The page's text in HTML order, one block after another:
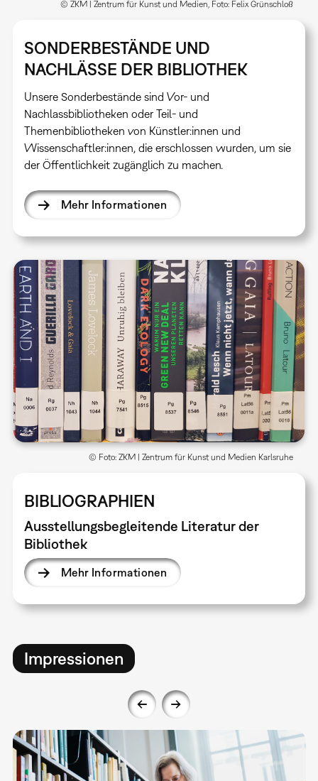
SONDERBESTÄNDE UND
NACHLÄSSE DER BIBLIOTHEK
Unsere Sonderbestände sind Vor- und
Nachlassbibliotheken oder Teil- und
Themenbibliotheken von Künstler:innen und
Wissenschaftler:innen, die erschlossen wurden, um sie
der Öffentlichkeit zugänglich zu machen.
Mehr Informationen
© ZKM | Zentrum für Kunst und Medien, Foto: Felix Grünschloß
BIBLIOGRAPHIEN
Ausstellungsbegleitende Literatur der
Bibliothek
Mehr Informationen
© Foto: ZKM | Zentrum für Kunst und Medien Karlsruhe
Impressionen